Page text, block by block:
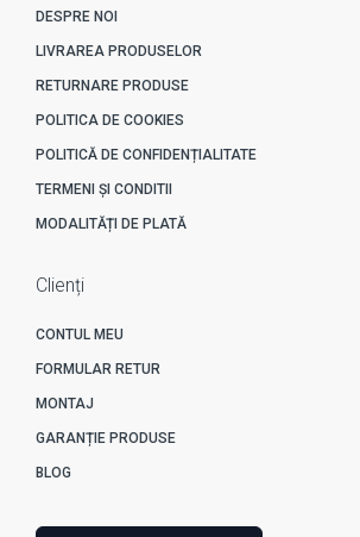
DESPRE NOI
LIVRAREA PRODUSELOR
RETURNARE PRODUSE
POLITICA DE COOKIES
POLITICĂ DE CONFIDENȚIALITATE
TERMENI ȘI CONDITII
MODALITĂȚI DE PLATĂ
Clienți
CONTUL MEU
FORMULAR RETUR
MONTAJ
GARANȚIE PRODUSE
BLOG